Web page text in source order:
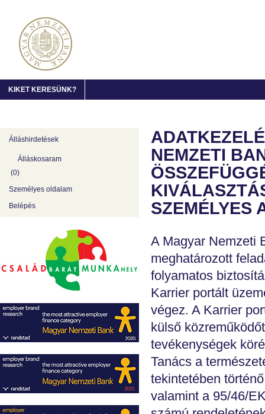
KIKET KERESÜNK?
NEMZETI
SZEMÉLYES
A Magyar Nemzeti
meghatározott
folyamatos
Karrier portált
végez. A Karrier
külső
tevékenységek
Tanács a
tekintetében
valamint a 95/46/
Álláshirdetések
Álláskosaram
(0)
Személyes oldalam
Belépés